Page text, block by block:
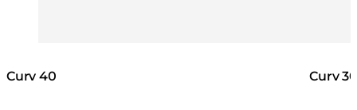
Curv 40 Curv 30